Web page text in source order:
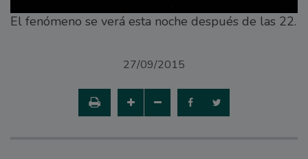
El fenómeno se verá esta noche después de las 22.
27/09/2015